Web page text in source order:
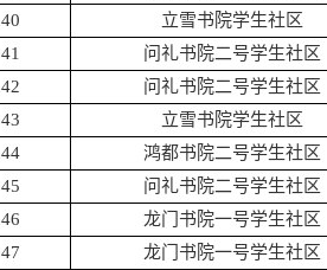
40
立雪书院学生社区
41
问礼书院二号学生社区
42
问礼书院二号学生社区
43
立雪书院学生社区
44
鸿都书院二号学生社区
45
问礼书院二号学生社区
46
龙门书院一号学生社区
47
龙门书院一号学生社区